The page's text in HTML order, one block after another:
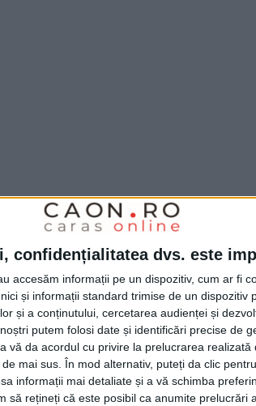
confidențialitatea dvs. este
accesăm informații pe un dispozitiv, cum ar fi
și informații standard trimise de un dispozitiv
și a conținutului, cercetarea audienței și
putem folosi date și identificări precise de
vă da acordul cu privire la prelucrarea realizată
mai sus. În mod alternativ, puteți da clic
informații mai detaliate și a vă schimba
să rețineți că este posibil ca anumite prelucrări